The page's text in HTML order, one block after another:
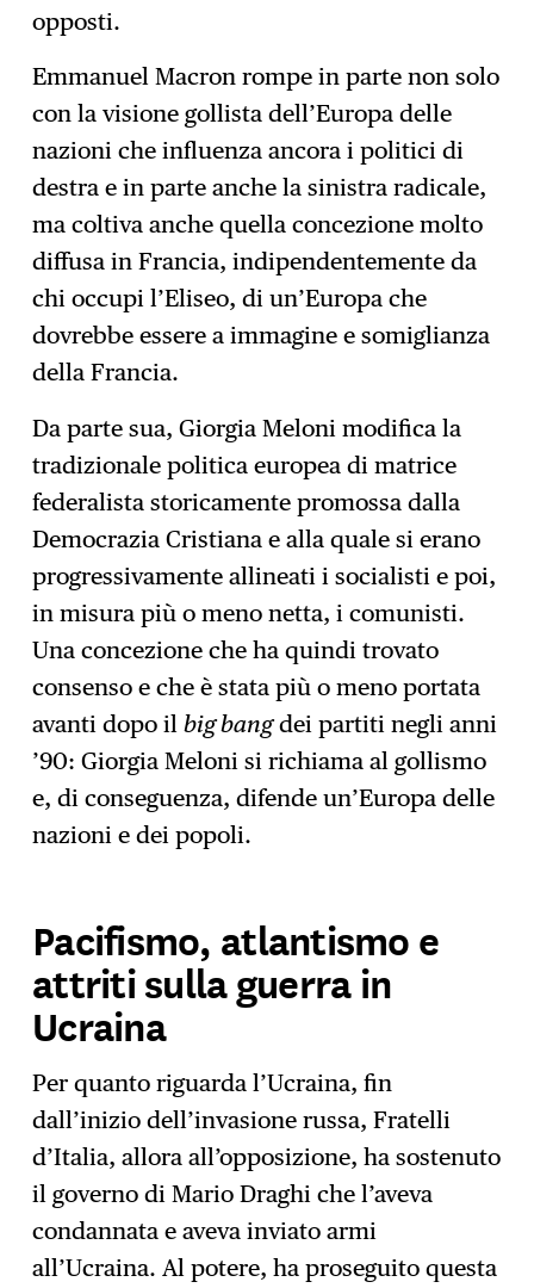
opposti.
Emmanuel Macron rompe in parte non solo
con la visione gollista dell’Europa delle
nazioni che influenza ancora i politici di
destra e in parte anche la sinistra radicale,
ma coltiva anche quella concezione molto
diffusa in Francia, indipendentemente da
chi occupi l’Eliseo, di un’Europa che
dovrebbe essere a immagine e somiglianza
della Francia.
Da parte sua, Giorgia Meloni modifica la
tradizionale politica europea di matrice
federalista storicamente promossa dalla
Democrazia Cristiana e alla quale si erano
progressivamente allineati i socialisti e poi,
in misura più o meno netta, i comunisti.
Una concezione che ha quindi trovato
consenso e che è stata più o meno portata
avanti dopo ilbig bangdei partiti negli anni
’90: Giorgia Meloni si richiama al gollismo
e, di conseguenza, difende un’Europa delle
nazioni e dei popoli.
Pacifismo, atlantismo e
attriti sulla guerra in
Ucraina
Per quanto riguarda l’Ucraina, fin
dall’inizio dell’invasione russa, Fratelli
d’Italia, allora all’opposizione, ha sostenuto
il governo di Mario Draghi che l’aveva
condannata e aveva inviato armi
all’Ucraina. Al potere, ha proseguito questa